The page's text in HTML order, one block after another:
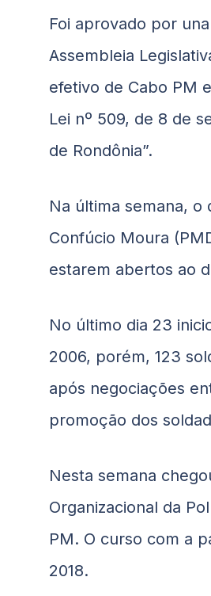
Foi aprovado por
Assembleia
efetivo de Cabo PM
Lei nº 509, de 8 de
de Rondônia”.
Na última semana,
Confúcio Moura
estarem abertos ao
No último dia 23
2006, porém, 123
após negociações
promoção dos
Nesta semana
Organizacional da
PM. O curso com a
2018.